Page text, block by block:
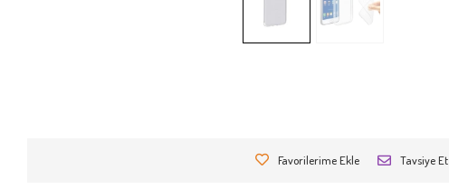
Favorilerime Ekle Tavsiye Et